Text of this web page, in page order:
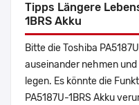
Tipps Längere
1BRS Akku
Bitte die Toshiba
auseinander nehmen
legen. Es könnte die
PA5187U-1BRS Akku